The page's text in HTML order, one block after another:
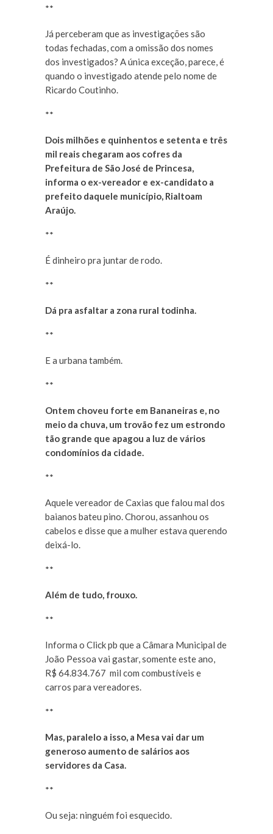
**
Já perceberam que as investigações são
todas fechadas, com a omissão dos nomes
dos investigados? A única exceção, parece, é
quando o investigado atende pelo nome de
Ricardo Coutinho.
**
Dois milhões e quinhentos e setenta e três
mil reais chegaram aos cofres da
Prefeitura de São José de Princesa,
informa o ex-vereador e ex-candidato a
prefeito daquele município, Rialtoam
Araújo.
**
É dinheiro pra juntar de rodo.
**
Dá pra asfaltar a zona rural todinha.
**
E a urbana também.
**
Ontem choveu forte em Bananeiras e, no
meio da chuva, um trovão fez um estrondo
tão grande que apagou a luz de vários
condomínios da cidade.
**
Aquele vereador de Caxias que falou mal dos
baianos bateu pino. Chorou, assanhou os
cabelos e disse que a mulher estava querendo
deixá-lo.
**
Além de tudo, frouxo.
**
Informa o Click pb que a Câmara Municipal de
João Pessoa vai gastar, somente este ano,
R$ 64.834.767 mil com combustíveis e
carros para vereadores.
**
Mas, paralelo a isso, a Mesa vai dar um
generoso aumento de salários aos
servidores da Casa.
**
Ou seja: ninguém foi esquecido.